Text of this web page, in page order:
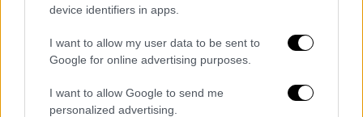
device identifiers in apps.
I want to allow my user data to be sent to
Google for online advertising purposes.
I want to allow Google to send me
personalized advertising.
Όπως μεταδίδει τοtempo24,
άτομο το οποίο και στο παρελθόν είχε
απασχολήσει την Αστυνομία, γνωστό στην
έσπευσαν στο σημείο προκειμένου να τον